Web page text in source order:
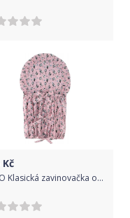
Kč
ESITO Klasická zavinovačka obdelníková Panda, Barva růžová, Velikost 112 x 38 cm